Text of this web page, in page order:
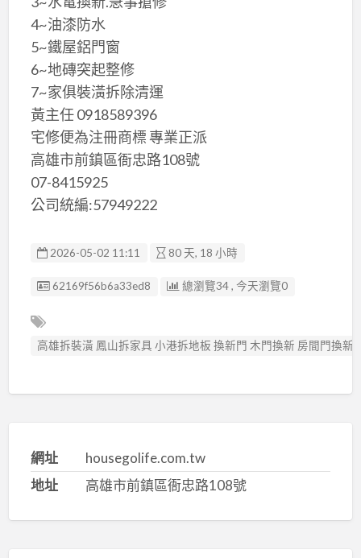
4~油漆防水
5~鐵屋鋁門窗
6~地磚突起整修
7~家俱裝潢拆除清運
黃主任 0918589396
宅修便為注冊商標 專業正派
高雄市前鎮區衙忠路108號
07-8415925
公司統編:57949222
2026-05-02 11:11 80 天, 18 小時
廣告编號
62169f56b6a33ed8 總瀏覽34 , 今天瀏覽0
高雄拆裝潢 鳳山拆家具 小港拆地板 換新門 木門換新 房間門換新
網址
housegolife.com.tw
地址
高雄市前鎮區衙忠路108號